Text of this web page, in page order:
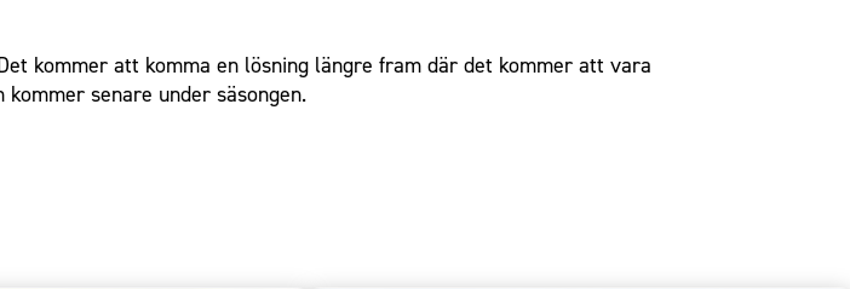
kommer att komma en lösning längre fram där det kommer att vara
senare under säsongen.